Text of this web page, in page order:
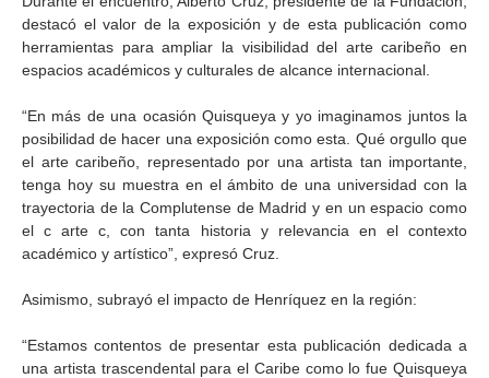
destacó el valor de la exposición y de esta publicación como
herramientas para ampliar la visibilidad del arte caribeño en
espacios académicos y culturales de alcance internacional.
“En más de una ocasión Quisqueya y yo imaginamos juntos la
posibilidad de hacer una exposición como esta. Qué orgullo que
el arte caribeño, representado por una artista tan importante,
tenga hoy su muestra en el ámbito de una universidad con la
trayectoria de la Complutense de Madrid y en un espacio como
el c arte c, con tanta historia y relevancia en el contexto
académico y artístico”, expresó Cruz.
Asimismo, subrayó el impacto de Henríquez en la región:
“Estamos contentos de presentar esta publicación dedicada a
una artista trascendental para el Caribe como lo fue Quisqueya